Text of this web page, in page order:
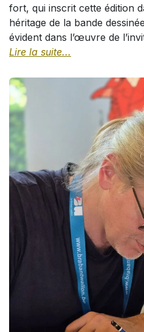
fort, qui inscrit cette édition
héritage de la bande
évident dans l’œuvre de
Lire la suite...